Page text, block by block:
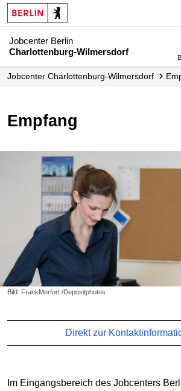
Jobcenter Berlin
Charlottenburg-Wilmersdorf
Jobcenter Charlottenburg-Wilmersdorf
Empfang
Bild: FrankMerfort /Depositphotos
Direkt zur
Im Eingangsbereich des Jobcenters